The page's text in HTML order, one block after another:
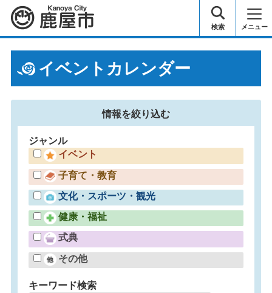
鹿屋市 検索 メニュー
イベントカレンダー
情報を絞り込む
ジャンル
イベント
子育て・教育
文化・スポーツ・観光
健康・福祉
式典
その他
キーワード検索